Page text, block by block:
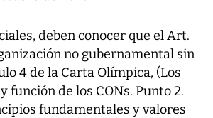
deben conocer que el Art.
no gubernamental sin
4 de la Carta Olímpica, (Los
función de los CONs. Punto 2.
fundamentales y valores